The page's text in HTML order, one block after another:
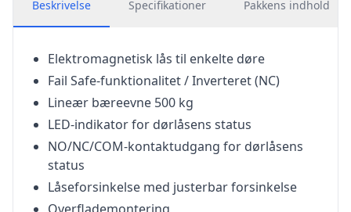
Beskrivelse Specifikationer Pakkens indhold
Elektromagnetisk lås til enkelte døre
Fail Safe-funktionalitet / Inverteret (NC)
Lineær bæreevne 500 kg
LED-indikator for dørlåsens status
NO/NC/COM-kontaktudgang for dørlåsens
status
Låseforsinkelse med justerbar forsinkelse